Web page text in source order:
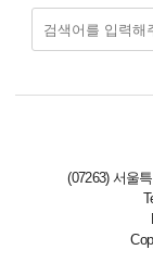
(07263) 서울